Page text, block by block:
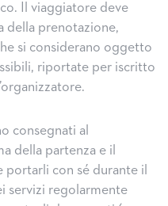
Il viaggiatore deve
della prenotazione,
si considerano oggetto
riportate per iscritto
consegnati al
della partenza e il
con sé durante il
servizi regolarmente